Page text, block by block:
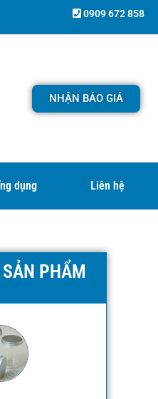
0909 672 858
NHẬN BÁO GIÁ
dụng Liên hệ
PHẨM